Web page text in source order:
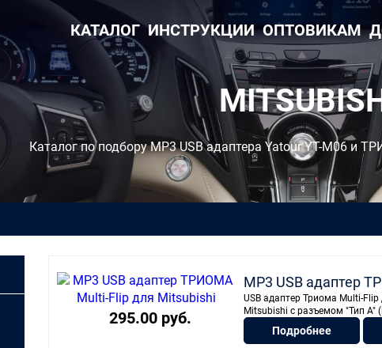
КАТАЛОГ ИНСТРУКЦИИ ОПТОВИКАМ
Каталог по подбору MP3 USB адаптера Yatour YT-M06 и
295.00 руб.
MP3 USB адаптер
USB адаптер Триома Multi-
Mitsubishi с разъемом "Тип А"
Подробнее